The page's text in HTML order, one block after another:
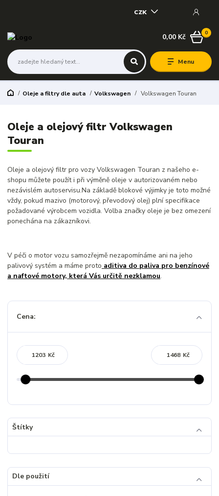
Menu
CZK
0
0,00 Kč
Oleje a filtry dle auta Volkswagen Volkswagen Touran
Oleje a olejový filtr Volkswagen
Touran
Oleje a olejový filtr pro vozy Volkswagen Touran z našeho e-
shopu můžete použít i při výměně oleje v autorizovaném nebo
nezávislém autoservisu.Na základě blokové výjimky je toto možné
vždy, pokud mazivo (motorový, převodový olej) plní specifikace
požadované výrobcem vozidla. Volba značky oleje je bez omezení
ponechána na zákazníkovi.
V péči o motor vozu samozřejmě nezapomínáme ani na jeho
palivový systém a máme proto aditiva do paliva pro benzínové
a naftové motory, která Vás určitě nezklamou.
Cena:
Kč Kč
Štítky
Dle použití